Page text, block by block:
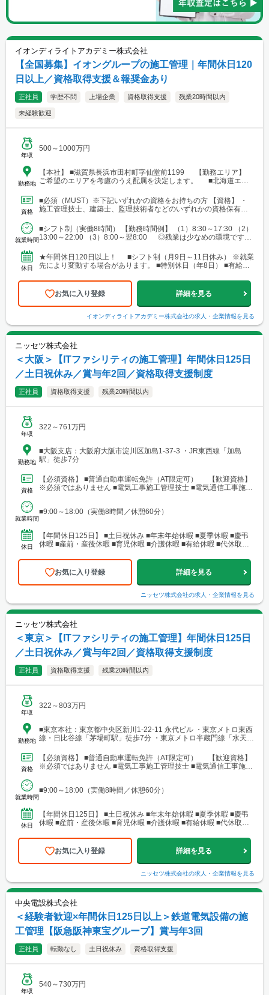
イオンディライトアカデミー株式会社
【全国募集】イオングループの施工管理｜年間休日120
日以上／資格取得支援＆報奨金あり
正社員 学歴不問 上場企業 資格取得支援 残業20時間以内
未経験歓迎
年収
500～1000万円
勤務地
【本社】 ■滋賀県長浜市田村町字仙堂前1199 【勤務エリア】
ご希望のエリアを考慮のうえ配属を決定します。 ■北海道エリ
ア └勤務地例：宮城県仙台市宮城野区榴岡3-4-1 ■北陸信越エリ
ア └勤務地例：新潟県新潟市中央区笹口1-2 ■関東エリア └勤務
地例：東京都千代田区神田錦町1-1-1 ■東海エリア └勤務地例：
地例：大阪府大阪市中央区南船場2-3-2 ■中国・四国エリア └勤
務地例：広島県広島市南区段原南1-3-52 ■九州エリア └勤務地
業務を担当いただく際、現場によっては、自宅または現場付近の
ホテルから直行直帰をお願いする場合があります。
資格
■必須（MUST）※下記いずれかの資格をお持ちの方 【資格】 ・
施工管理技士、建築士、監理技術者などのいずれかの資格保有者
就業時間
■シフト制（実働8時間） 【勤務時間例】 （1）8:30～17:30 （2）
13:00～22:00 （3）8:00～翌8:00 ◎残業は少なめの環境です。
休日
★年間休日120日以上！ ■シフト制（月9日～11日休み） ※就業
先により変動する場合があります。 ■特別休日（年8日） ■有給休
お気に入り登録 詳細を見る
イオンディライトアカデミー株式会社の求人・企業情報を見る
ニッセツ株式会社
＜大阪＞【ITファシリティの施工管理】年間休日125日
／土日祝休み／賞与年2回／資格取得支援制度
正社員 資格取得支援 残業20時間以内
年収
322～761万円
勤務地
■大阪支店：大阪府大阪市淀川区加島1-37-3 ・JR東西線「加島
駅」徒歩7分
資格
【必須資格】 ■普通自動車運転免許（AT限定可） 【歓迎資格】
※必須ではありません ■電気工事施工管理技士 ■電気通信工事施工
就業時間
■9:00～18:00（実働8時間／休憩60分）
休日
【年間休日125日】 ■土日祝休み ■年末年始休暇 ■夏季休暇 ■慶弔
休暇 ■産前・産後休暇 ■育児休暇 ■介護休暇 ■有給休暇 ■代休取得
お気に入り登録 詳細を見る
ニッセツ株式会社の求人・企業情報を見る
ニッセツ株式会社
＜東京＞【ITファシリティの施工管理】年間休日125日
／土日祝休み／賞与年2回／資格取得支援制度
正社員 資格取得支援 残業20時間以内
年収
322～803万円
勤務地
■東京本社：東京都中央区新川1-22-11 永代ビル ・東京メトロ東西
線・日比谷線「茅場町駅」徒歩7分 ・東京メトロ半蔵門線「水天宮
資格
【必須資格】 ■普通自動車運転免許（AT限定可） 【歓迎資格】
※必須ではありません ■電気工事施工管理技士 ■電気通信工事施工
就業時間
■9:00～18:00（実働8時間／休憩60分）
休日
【年間休日125日】 ■土日祝休み ■年末年始休暇 ■夏季休暇 ■慶弔
休暇 ■産前・産後休暇 ■育児休暇 ■介護休暇 ■有給休暇 ■代休取得
お気に入り登録 詳細を見る
ニッセツ株式会社の求人・企業情報を見る
中央電設株式会社
＜経験者歓迎×年間休日125日以上＞鉄道電気設備の施
工管理【阪急阪神東宝グループ】賞与年3回
正社員 転勤なし 土日祝休み 資格取得支援
年収
540～730万円